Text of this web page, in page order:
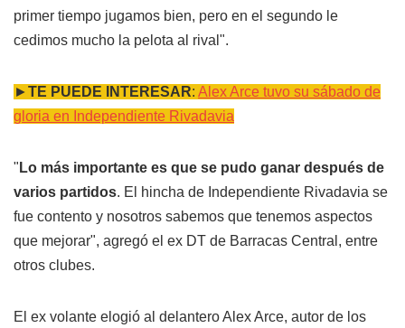
primer tiempo jugamos bien, pero en el segundo le
cedimos mucho la pelota al rival".
►TE PUEDE INTERESAR: Alex Arce tuvo su sábado de
gloria en Independiente Rivadavia
" Lo más importante es que se pudo ganar después de
varios partidos. El hincha de Independiente Rivadavia se
fue contento y nosotros sabemos que tenemos aspectos
que mejorar", agregó el ex DT de Barracas Central, entre
otros clubes.
El ex volante elogió al delantero Alex Arce, autor de los